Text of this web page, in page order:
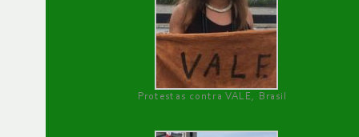
Protestas contra VALE, Brasil